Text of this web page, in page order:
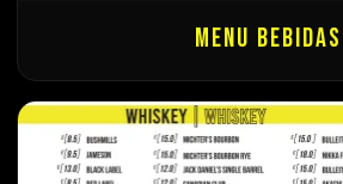
Menu Bebidas